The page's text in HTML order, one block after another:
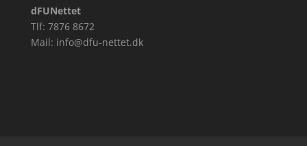
dFUNettet
Tlf: 7876 8672
Mail: info@dfu-nettet.dk